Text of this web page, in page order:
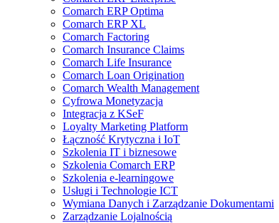
Comarch ERP Optima
Comarch ERP XL
Comarch Factoring
Comarch Insurance Claims
Comarch Life Insurance
Comarch Loan Origination
Comarch Wealth Management
Cyfrowa Monetyzacja
Integracja z KSeF
Loyalty Marketing Platform
Łączność Krytyczna i IoT
Szkolenia IT i biznesowe
Szkolenia Comarch ERP
Szkolenia e-learningowe
Usługi i Technologie ICT
Wymiana Danych i Zarządzanie Dokumentami
Zarządzanie Lojalnością